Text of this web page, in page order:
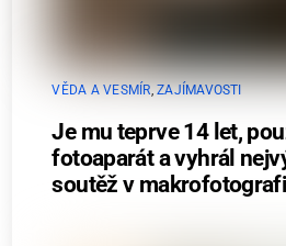
VĚDA A VESMÍR,ZAJÍMAVOSTI
Je mu teprve 14 let,
fotoaparát a vyhrál
soutěž v